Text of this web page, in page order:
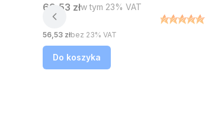
Cena brutto
69,53 złw tym %s VAT
w tym 23% VAT
Cena netto
56,53 złbez 23% VAT
Do koszyka